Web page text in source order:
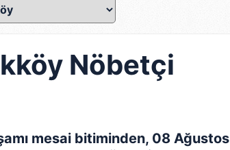
Nöbetçi
mesai bitiminden, 08 Ağustos